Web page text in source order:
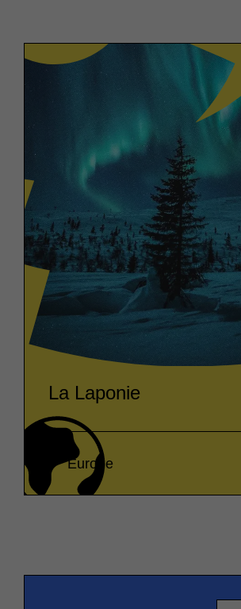
La Laponie
Europe